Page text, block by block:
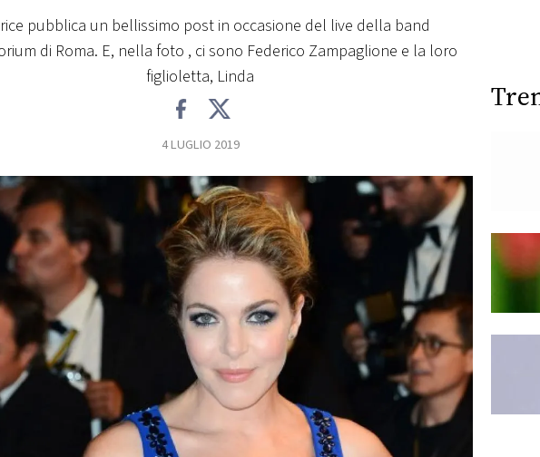
pubblica un bellissimo post in occasione del live della band
di Roma. E, nella foto , ci sono Federico Zampaglione e la loro
figlioletta, Linda
4 LUGLIO 2019